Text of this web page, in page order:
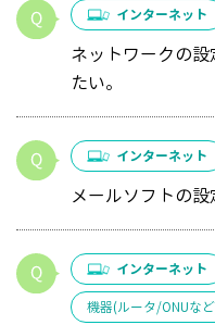
インターネット
ネットワークの
たい。
インターネット
メールソフトの設
インターネット
機器(ルータ/ONUな